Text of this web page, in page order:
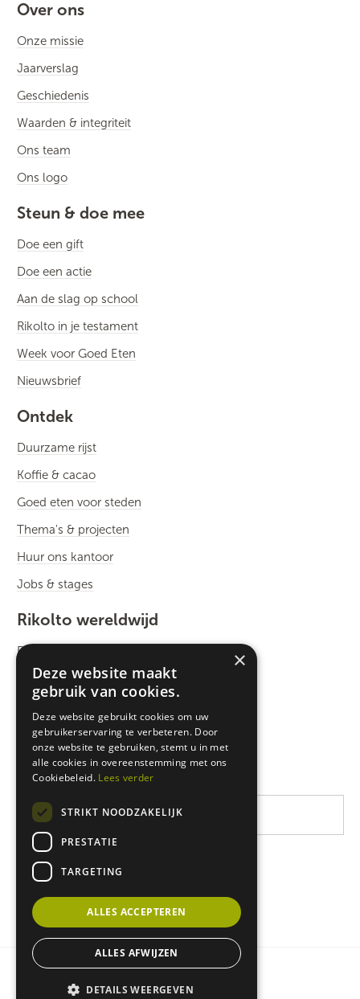
Over ons
Onze missie
Jaarverslag
Geschiedenis
Waarden & integriteit
Ons team
Ons logo
Steun & doe mee
Doe een gift
Doe een actie
Aan de slag op school
Rikolto in je testament
Week voor Goed Eten
Nieuwsbrief
Ontdek
Duurzame rijst
Koffie & cacao
Goed eten voor steden
Thema's & projecten
Huur ons kantoor
Jobs & stages
Rikolto wereldwijd
Rikolto International
Zuid-Oost Azië
West-Afrika
Latijns-Amerika
Privacy & cookie policy
×
Deze website maakt
gebruik van cookies.
Deze website gebruikt cookies om uw
gebruikerservaring te verbeteren. Door
onze website te gebruiken, stemt u in met
alle cookies in overeenstemming met ons
Cookiebeleid. Lees verder
STRIKT NOODZAKELIJK
PRESTATIE
TARGETING
ALLES ACCEPTEREN
ALLES AFWIJZEN
DETAILS WEERGEVEN